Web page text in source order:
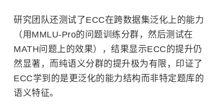
研究团队还测试了ECC在跨数据集泛化上的能力
（用MMLU-Pro的问题训练分群，然后测试在
MATH问题上的效果），结果显示ECC的提升仍
然显著，而纯语义分群的提升极为有限，印证了
ECC学到的是更泛化的能力结构而非特定题库的
语义特征。